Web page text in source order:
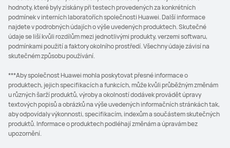
hodnoty, které byly získány při testech provedených za konkrétních
podmínek v interních laboratořích společnosti Huawei. Další informace
najdete v podrobných údajích o výše uvedených produktech. Skutečné
údaje se liší kvůli rozdílům mezi jednotlivými produkty, verzemi softwaru,
podmínkami použití a faktory okolního prostředí. Všechny údaje závisí na
skutečném způsobu používání.
***Aby společnost Huawei mohla poskytovat přesné informace o
produktech, jejich specifikacích a funkcích, může kvůli průběžným změnám
u různých šarží produktů, výroby a okolností dodávek provádět úpravy
textových popisů a obrázků na výše uvedených informačních stránkách tak,
aby odpovídaly výkonnosti, specifikacím, indexům a součástem skutečných
produktů. Informace o produktech podléhají změnám a úpravám bez
upozornění.